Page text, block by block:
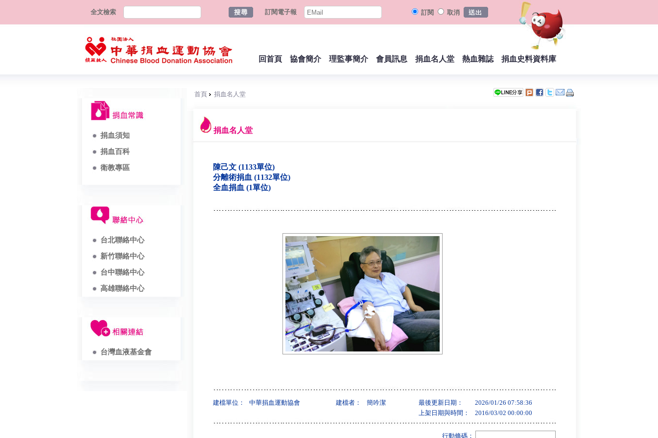
全文檢索 訂閱電子報 訂閱 取消
回首頁 協會簡介 理監事簡介 會員訊息 捐血名人堂 熱血雜誌 捐血史料資料庫
捐血須知
捐血百科
衛教專區
台北聯絡中心
新竹聯絡中心
台中聯絡中心
高雄聯絡中心
台灣血液基金會
首頁 捐血名人堂
捐血名人堂
陳己文 (1133單位)
分離術捐血 (1132單位)
全血捐血 (1單位)
建檔單位： 中華捐血運動協會 建檔者： 簡吟潔 最後更新日期：
2026/01/26 07:58:36
上架日期與時間：
2016/03/02 00:00:00
行動條碼：